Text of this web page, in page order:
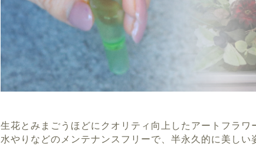
生花とみまごうほどにクオリティ向上したアートフラワ
水やりなどのメンテナンスフリーで、半永久的に美しい